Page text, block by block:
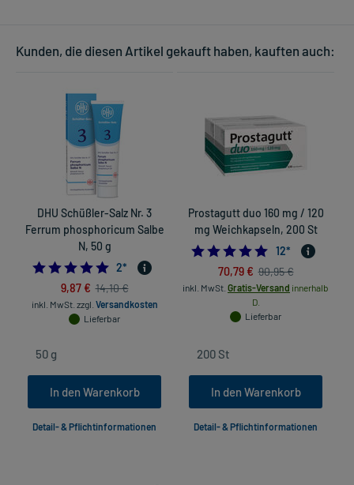
Kunden, die diesen Artikel gekauft haben, kauften auch:
DHU Schüßler-Salz Nr. 3
Ferrum phosphoricum Salbe
N, 50 g
5.0
2*
9,87 € 14,10 €
inkl. MwSt. zzgl. Versandkosten
Lieferbar
In den Warenkorb
Detail- & Pflichtinformationen
Prostagutt duo 160 mg / 120
mg Weichkapseln, 200 St
12*
70,79 € 90,95 €
inkl. MwSt. Gratis-Versand innerhalb
D.
Lieferbar
In den Warenkorb
Detail- & Pflichtinformationen